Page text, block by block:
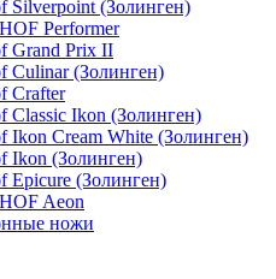
Silverpoint (Золинген)
Performer
Grand Prix II
Culinar (Золинген)
Crafter
Classic Ikon (Золинген)
Ikon Cream White (Золинген)
Ikon (Золинген)
Epicure (Золинген)
Aeon
ножи